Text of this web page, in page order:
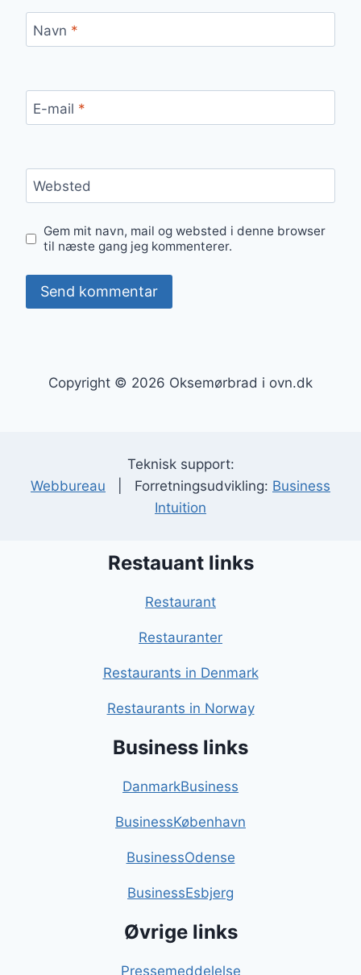
Navn *
E-mail *
Websted
Gem mit navn, mail og websted i denne browser
til næste gang jeg kommenterer.
Copyright © 2026 Oksemørbrad i ovn.dk
Teknisk support:
Webbureau | Forretningsudvikling: Business
Intuition
Restauant links
Restaurant
Restauranter
Restaurants in Denmark
Restaurants in Norway
Business links
DanmarkBusiness
BusinessKøbenhavn
BusinessOdense
BusinessEsbjerg
Øvrige links
Pressemeddelelse